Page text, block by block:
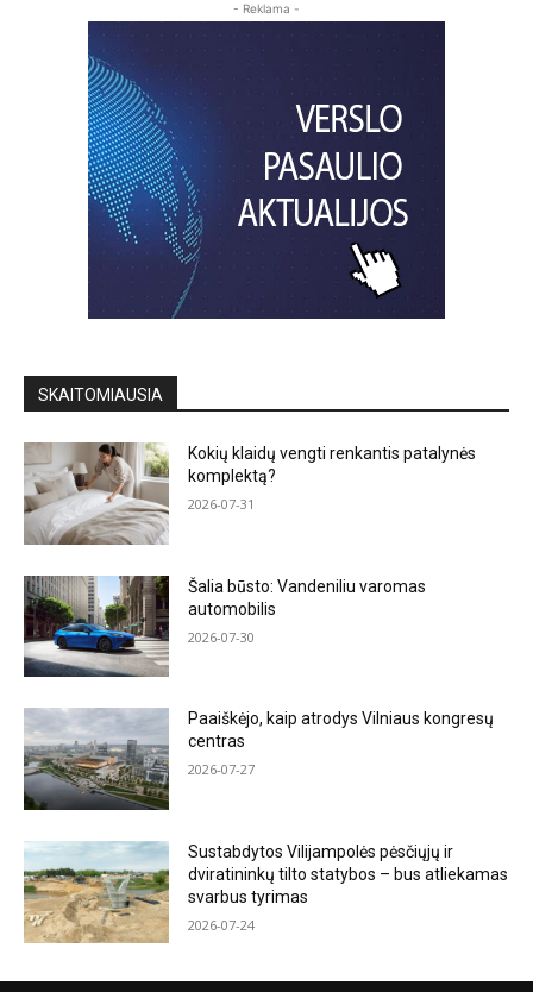
- Reklama -
SKAITOMIAUSIA
Kokių klaidų vengti renkantis patalynės
komplektą?
2026-07-31
Šalia būsto: Vandeniliu varomas
automobilis
2026-07-30
Paaiškėjo, kaip atrodys Vilniaus kongresų
centras
2026-07-27
Sustabdytos Vilijampolės pėsčiųjų ir
dviratininkų tilto statybos – bus atliekamas
svarbus tyrimas
2026-07-24